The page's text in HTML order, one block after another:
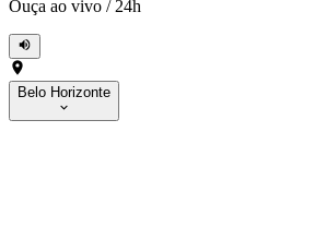
Ouça ao vivo / 24h
Belo Horizonte